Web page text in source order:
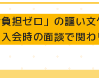
担ゼロ」の謳い
会時の面談で関